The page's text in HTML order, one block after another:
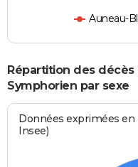
Auneau-
Répartition des
Symphorien par sexe
Données exprimées en
Insee)